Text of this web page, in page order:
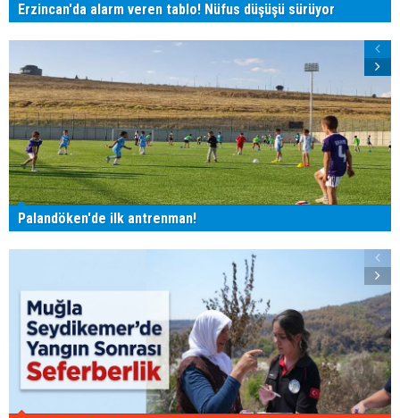
Erzincan'da alarm veren tablo! Nüfus düşüşü sürüyor
Palandöken'de ilk antrenman!